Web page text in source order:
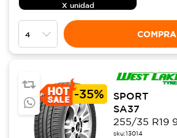
X unidad
-35%
SPORT
SA37
255/35 R19
sku:13014